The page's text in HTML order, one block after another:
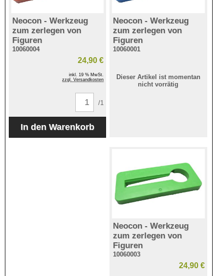
Neocon - Werkzeug
zum zerlegen von
Figuren
10060004
24,90 €
inkl. 19 % MwSt.
zzgl. Versandkosten
/1
Neocon - Werkzeug
zum zerlegen von
Figuren
10060001
Dieser Artikel ist momentan
nicht vorrätig
Neocon - Werkzeug
zum zerlegen von
Figuren
10060003
24,90 €